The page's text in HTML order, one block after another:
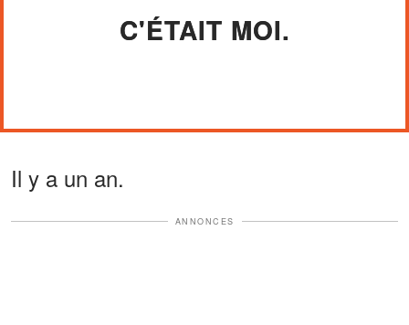
C'ÉTAIT MOI.
Il y a un an.
ANNONCES